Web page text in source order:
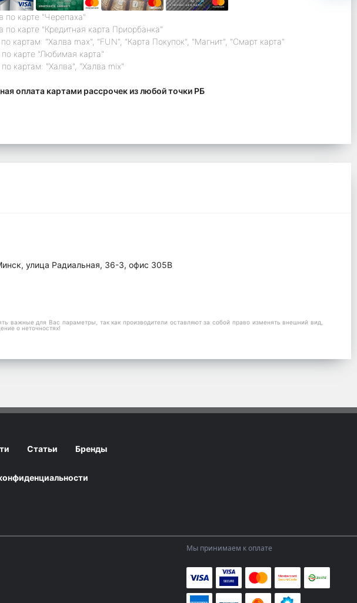
по карте "Черепаха"
по карте "Кредитная карта Приорбанка"
картам: "Халва max", "FUN", "Карта Покупок", "Магнит", "Смарт карта"
карте "Любимая карта"
картам: "Халва", "Халва mix"
оплата картами рассрочек из любой точки РБ
улица Радиальная, 36-3, офис 305В
важные для Вас параметры, так как производители оставляют за собой право изменять внешний вид,
о неточностях!
Статьи Бренды
Мы принимаем к оплате